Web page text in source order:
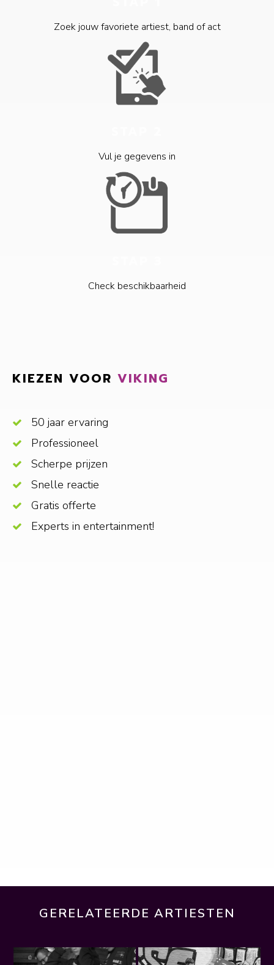
Zoek jouw favoriete artiest, band of act
Vul je gegevens in
Check beschikbaarheid
KIEZEN VOOR VIKING
50 jaar ervaring
Professioneel
Scherpe prijzen
Snelle reactie
Gratis offerte
Experts in entertainment!
GERELATEERDE ARTIESTEN